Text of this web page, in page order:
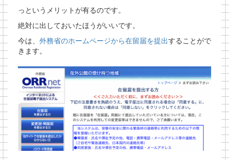
っというメリットが有るのです。
絶対に出しておいたほうがいいです。
今は、 外務省のホームページから在留届を提出することがで
きます。